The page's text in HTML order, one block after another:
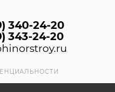
340-24-20
343-24-20